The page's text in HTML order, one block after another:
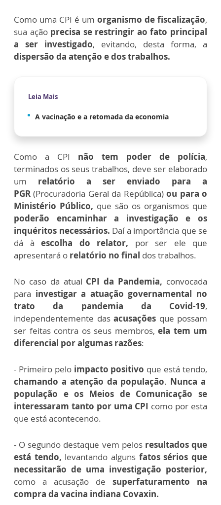
Como uma CPI é um organismo de fiscalização,
sua ação precisa se restringir ao fato principal
a ser investigado, evitando, desta forma, a
dispersão da atenção e dos trabalhos.
Leia Mais
A vacinação e a retomada da economia
Como a CPI não tem poder de polícia,
terminados os seus trabalhos, deve ser elaborado
um relatório a ser enviado para a
PGR (Procuradoria Geral da República)ou para o
Ministério Público, que são os organismos que
poderão encaminhar a investigação e os
inquéritos necessários. Daí a importância que se
dá à escolha do relator, por ser ele que
apresentará o relatório no final dos trabalhos.
No caso da atual CPI da Pandemia, convocada
para investigar a atuação governamental no
trato da pandemia da Covid-19,
independentemente das acusações que possam
ser feitas contra os seus membros, ela tem um
diferencial por algumas razões:
- Primeiro pelo impacto positivo que está tendo,
chamando a atenção da população. Nunca a
população e os Meios de Comunicação se
interessaram tanto por uma CPI como por esta
que está acontecendo.
- O segundo destaque vem pelos resultados que
está tendo, levantando alguns fatos sérios que
necessitarão de uma investigação posterior,
como a acusação de superfaturamento na
compra da vacina indiana Covaxin.